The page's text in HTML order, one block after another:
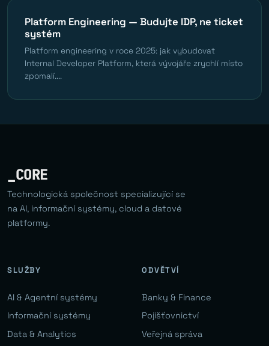
Platform Engineering — Budujte IDP, ne ticket
systém
Platform engineering v roce 2025: jak vybudovat
Internal Developer Platform, která vývojáře zrychlí místo
zpomalí....
_CORE
Technologická společnost specializující se
na AI, informační systémy, cloud a datové
platformy.
SLUŽBY
AI & Agentní systémy
Informační systémy
Data & Analytics
ODVĚTVÍ
Banky & Finance
Pojišťovnictví
Veřejná správa